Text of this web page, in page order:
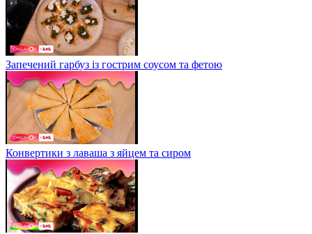
Запечений гарбуз із гострим соусом та фетою
Конвертики з лаваша з яйцем та сиром